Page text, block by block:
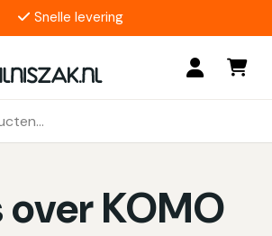
Snelle levering
4.9/5
17 reviews
automatisch aanvullen beschikbaar
over KOMO